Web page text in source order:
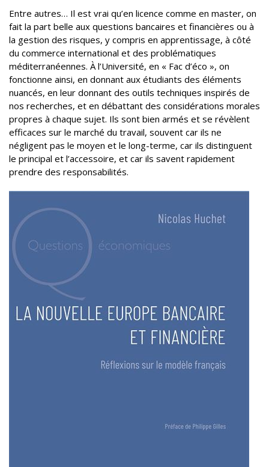
Entre autres… Il est vrai qu’en licence comme en master, on
fait la part belle aux questions bancaires et financières ou à
la gestion des risques, y compris en apprentissage, à côté
du commerce international et des problématiques
méditerranéennes. À l’Université, en « Fac d’éco », on
fonctionne ainsi, en donnant aux étudiants des éléments
nuancés, en leur donnant des outils techniques inspirés de
nos recherches, et en débattant des considérations morales
propres à chaque sujet. Ils sont bien armés et se révèlent
efficaces sur le marché du travail, souvent car ils ne
négligent pas le moyen et le long-terme, car ils distinguent
le principal et l’accessoire, et car ils savent rapidement
prendre des responsabilités.